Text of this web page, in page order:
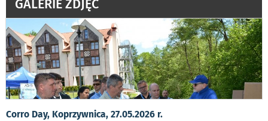
GALERIE ZDJĘĆ
Corro Day, Koprzywnica, 27.05.2026 r.